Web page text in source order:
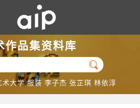
作品集资料库

术大学 服装 李子杰 张芷琪 林依淳